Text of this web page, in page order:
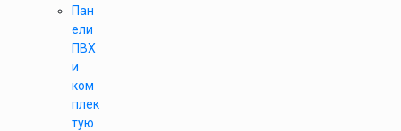
Пан
ели
ПВХ
и
ком
плек
тую